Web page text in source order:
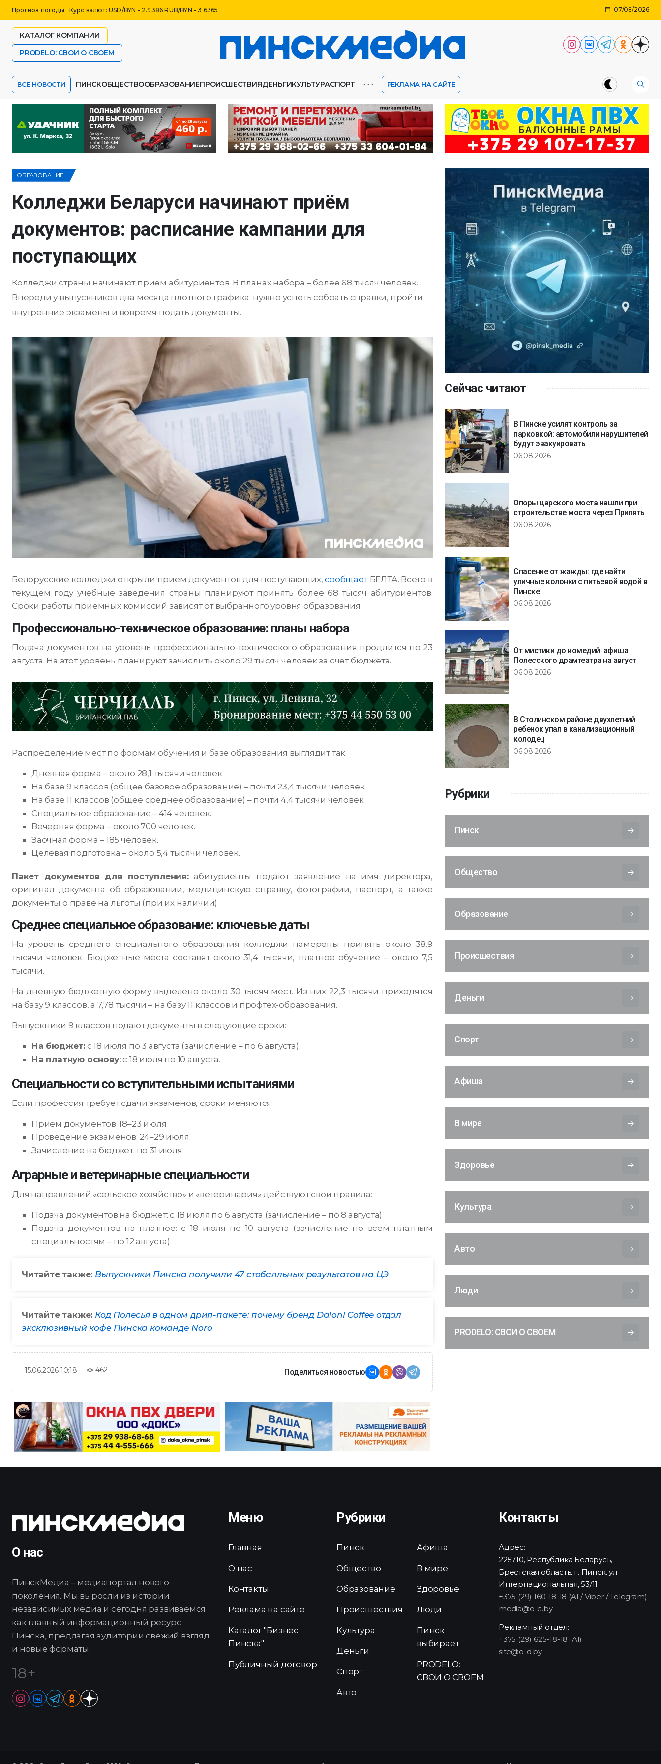
Прогноз погоды Курс валют: USD/BYN - 2.9386 RUB/BYN - 3.6365 07/08/2026
КАТАЛОГ КОМПАНИЙ
PRODELO: СВОИ О СВОЕМ
ВСЕ НОВОСТИ ПИНСКОБЩЕСТВООБРАЗОВАНИЕПРОИСШЕСТВИЯДЕНЬГИКУЛЬТУРАСПОРТ ⋯ РЕКЛАМА НА САЙТЕ
ОБРАЗОВАНИЕ
Колледжи Беларуси начинают приём
документов: расписание кампании для
поступающих
Колледжи страны начинают прием абитуриентов. В планах набора – более 68 тысяч человек.
Впереди у выпускников два месяца плотного графика: нужно успеть собрать справки, пройти
внутренние экзамены и вовремя подать документы.
Белорусские колледжи открыли прием документов для поступающих,сообщаетБЕЛТА. Всего в
текущем году учебные заведения страны планируют принять более 68 тысяч абитуриентов.
Сроки работы приемных комиссий зависят от выбранного уровня образования.
Профессионально-техническое образование: планы набора
Подача документов на уровень профессионально-технического образования продлится по 23
августа. На этот уровень планируют зачислить около 29 тысяч человек за счет бюджета.
Распределение мест по формам обучения и базе образования выглядит так:
Дневная форма – около 28,1 тысячи человек.
На базе 9 классов (общее базовое образование) – почти 23,4 тысячи человек.
На базе 11 классов (общее среднее образование) – почти 4,4 тысячи человек.
Специальное образование – 414 человек.
Вечерняя форма – около 700 человек.
Заочная форма – 185 человек.
Целевая подготовка – около 5,4 тысячи человек.
Пакет документов для поступления:абитуриенты подают заявление на имя директора,
оригинал документа об образовании, медицинскую справку, фотографии, паспорт, а также
документы о праве на льготы (при их наличии).
Среднее специальное образование: ключевые даты
На уровень среднего специального образования колледжи намерены принять около 38,9
тысячи человек. Бюджетные места составят около 31,4 тысячи, платное обучение – около 7,5
тысячи.
На дневную бюджетную форму выделено около 30 тысяч мест. Из них 22,3 тысячи приходятся
на базу 9 классов, а 7,78 тысячи – на базу 11 классов и профтех-образования.
Выпускники 9 классов подают документы в следующие сроки:
На бюджет: с 18 июля по 3 августа (зачисление – по 6 августа).
На платную основу:с 18 июля по 10 августа.
Специальности со вступительными испытаниями
Если профессия требует сдачи экзаменов, сроки меняются:
Прием документов: 18–23 июля.
Проведение экзаменов: 24–29 июля.
Зачисление на бюджет: по 31 июля.
Аграрные и ветеринарные специальности
Для направлений «сельское хозяйство» и «ветеринария» действуют свои правила:
Подача документов на бюджет: с 18 июля по 6 августа (зачисление – по 8 августа).
Подача документов на платное: с 18 июля по 10 августа (зачисление по всем платным
специальностям – по 12 августа).
Читайте также: Выпускники Пинска получили 47 стобалльных результатов на ЦЭ
Читайте также: Код Полесья в одном дрип-пакете: почему бренд Daloni Coffee отдал
эксклюзивный кофе Пинска команде Noro
15.06.2026 10:18 462 Поделиться новостью
Сейчас читают
В Пинске усилят контроль за
парковкой: автомобили нарушителей
будут эвакуировать
06.08.2026
Опоры царского моста нашли при
строительстве моста через Припять
06.08.2026
Спасение от жажды: где найти
уличные колонки с питьевой водой в
Пинске
06.08.2026
От мистики до комедий: афиша
Полесского драмтеатра на август
06.08.2026
В Столинском районе двухлетний
ребенок упал в канализационный
колодец
06.08.2026
Рубрики
Пинск
Общество
Образование
Происшествия
Деньги
Спорт
Афиша
В мире
Здоровье
Культура
Авто
Люди
PRODELO: СВОИ О СВОЕМ
О нас
ПинскМедиа – медиапортал нового
поколения. Мы выросли из истории
независимых медиа и сегодня развиваемся
как главный информационный ресурс
Пинска, предлагая аудитории свежий взгляд
и новые форматы.
18+
Меню
Главная
О нас
Контакты
Реклама на сайте
Каталог "Бизнес
Пинска"
Публичный договор
Рубрики
Пинск
Общество
Образование
Происшествия
Культура
Деньги
Спорт
Авто
Афиша
В мире
Здоровье
Люди
Пинск
выбирает
PRODELO:
СВОИ О СВОЕМ
Контакты
Адрес:
225710, Республика Беларусь,
Брестская область, г. Пинск, ул.
Интернациональная, 53/11
+375 (29) 160-18-18 (A1 / Viber / Telegram)
media@o-d.by
Рекламный отдел:
+375 (29) 625-18-18 (A1)
site@o-d.by